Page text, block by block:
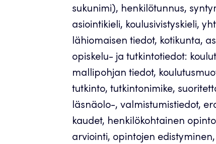
sukunimi), henkilötunnus,
asiointikieli, koulusivistyskieli,
lähiomaisen tiedot, kotikunta,
opiskelu- ja tutkintotiedot:
mallipohjan tiedot,
tutkinto, tutkintonimike,
läsnäolo-, valmistumistiedot,
kaudet, henkilökohtainen
arviointi, opintojen